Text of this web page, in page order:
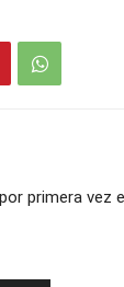
primera vez